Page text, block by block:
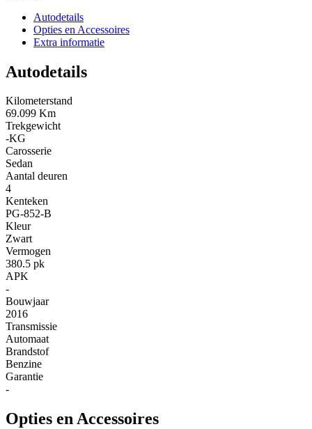
Autodetails
Opties en Accessoires
Extra informatie
Autodetails
Kilometerstand
69.099 Km
Trekgewicht
-KG
Carosserie
Sedan
Aantal deuren
4
Kenteken
PG-852-B
Kleur
Zwart
Vermogen
380.5 pk
APK
-
Bouwjaar
2016
Transmissie
Automaat
Brandstof
Benzine
Garantie
-
Opties en Accessoires